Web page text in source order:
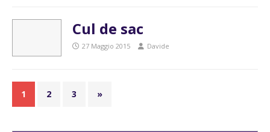
Cul de sac
27 Maggio 2015 Davide
1 2 3 »